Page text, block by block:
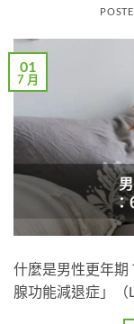
01
7 月
什麼是男性更年期
腺功能減退症」